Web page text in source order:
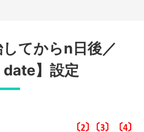
してからn日後／
】設定